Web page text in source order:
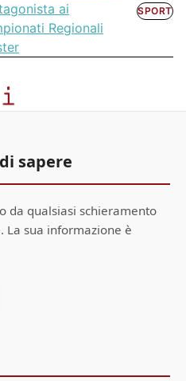
ai
Regionali
SPORT
sapere
da qualsiasi schieramento
La sua informazione è